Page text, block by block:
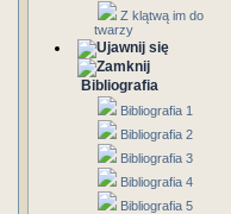
Z klątwą im do
twarzy
Bibliografia
Bibliografia 1
Bibliografia 2
Bibliografia 3
Bibliografia 4
Bibliografia 5